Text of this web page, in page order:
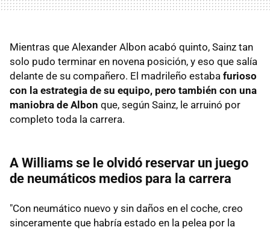
Mientras que Alexander Albon acabó quinto, Sainz tan
solo pudo terminar en novena posición, y eso que salía
delante de su compañero. El madrileño estaba furioso
con la estrategia de su equipo, pero también con una
maniobra de Albon que, según Sainz, le arruinó por
completo toda la carrera.
A Williams se le olvidó reservar un juego
de neumáticos medios para la carrera
"Con neumático nuevo y sin daños en el coche, creo
sinceramente que habría estado en la pelea por la